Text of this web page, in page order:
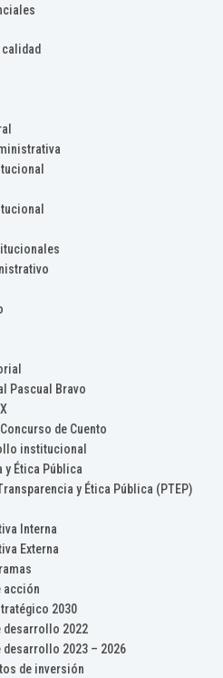
Pascual Bravo
de Cuento
institucional
y Ética Pública
y Ética Pública (PTEP)
Interna
Externa
acción
2030
desarrollo 2022
desarrollo 2023 – 2026
de inversión